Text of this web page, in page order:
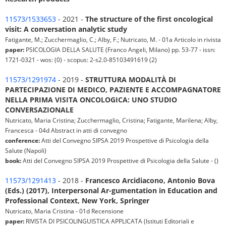
11573/1533653 - 2021 - The structure of the first oncological
visit: A conversation analytic study
Fatigante, M.; Zucchermaglio, C.; Alby, F.; Nutricato, M. - 01a Articolo in rivista
paper: PSICOLOGIA DELLA SALUTE (Franco Angeli, Milano) pp. 53-77 - issn:
1721-0321 - wos: (0) - scopus: 2-s2.0-85103491619 (2)
11573/1291974 - 2019 - STRUTTURA MODALITÀ DI
PARTECIPAZIONE DI MEDICO, PAZIENTE E ACCOMPAGNATORE
NELLA PRIMA VISITA ONCOLOGICA: UNO STUDIO
CONVERSAZIONALE
Nutricato, Maria Cristina; Zucchermaglio, Cristina; Fatigante, Marilena; Alby,
Francesca - 04d Abstract in atti di convegno
conference:Atti del Convegno SIPSA 2019 Prospettive di Psicologia della
Salute (Napoli)
book:Atti del Convegno SIPSA 2019 Prospettive di Psicologia della Salute - ()
11573/1291413 - 2018 - Francesco Arcidiacono, Antonio Bova
(Eds.) (2017), Interpersonal Ar-gumentation in Education and
Professional Context, New York, Springer
Nutricato, Maria Cristina - 01d Recensione
paper: RIVISTA DI PSICOLINGUISTICA APPLICATA (Istituti Editoriali e